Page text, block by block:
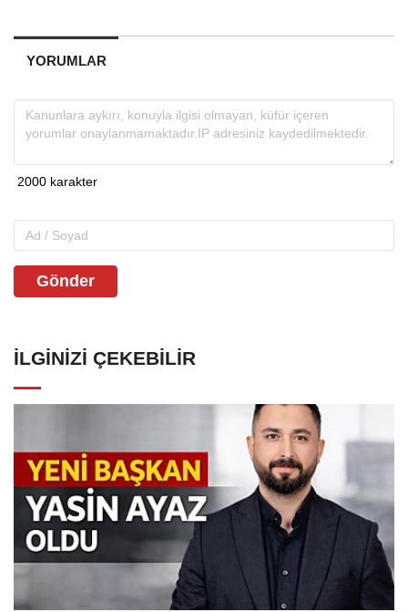
YORUMLAR
Gönder
İLGINIZI ÇEKEBILIR